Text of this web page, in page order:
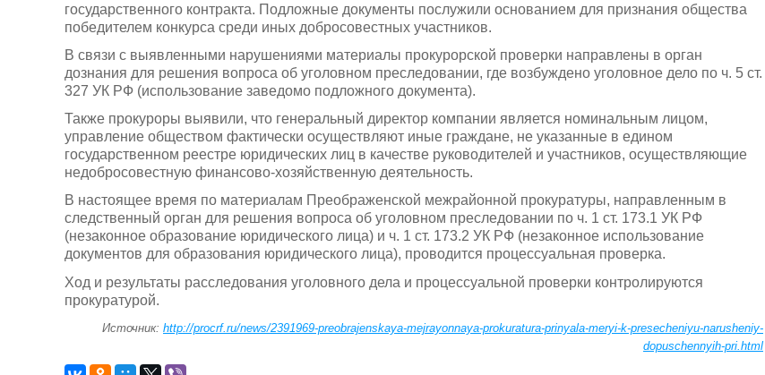
государственного контракта. Подложные документы послужили основанием для признания общества
победителем конкурса среди иных добросовестных участников.
В связи с выявленными нарушениями материалы прокурорской проверки направлены в орган
дознания для решения вопроса об уголовном преследовании, где возбуждено уголовное дело по ч. 5 ст.
327 УК РФ (использование заведомо подложного документа).
Также прокуроры выявили, что генеральный директор компании является номинальным лицом,
управление обществом фактически осуществляют иные граждане, не указанные в едином
государственном реестре юридических лиц в качестве руководителей и участников, осуществляющие
недобросовестную финансово-хозяйственную деятельность.
В настоящее время по материалам Преображенской межрайонной прокуратуры, направленным в
следственный орган для решения вопроса об уголовном преследовании по ч. 1 ст. 173.1 УК РФ
(незаконное образование юридического лица) и ч. 1 ст. 173.2 УК РФ (незаконное использование
документов для образования юридического лица), проводится процессуальная проверка.
Ход и результаты расследования уголовного дела и процессуальной проверки контролируются
прокуратурой.
Источник: http://procrf.ru/news/2391969-preobrajenskaya-mejrayonnaya-prokuratura-prinyala-meryi-k-presecheniyu-narusheniy-
dopuschennyih-pri.html